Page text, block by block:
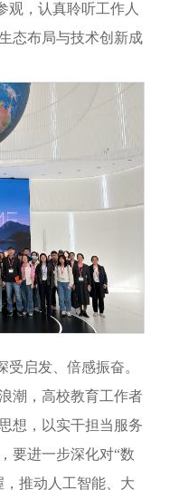
，认真聆听工作人
态布局与技术创新成
启发、倍感振奋。
潮，高校教育工作者
想，以实干担当服务
要进一步深化对“数
推动人工智能、大